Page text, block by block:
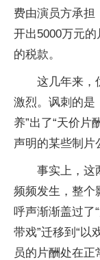
费由演员方承担
开出5000万元
的税款。
这几年来，
激烈。讽刺的是
养”出了“天价片
声明的某些制片
事实上，这
频频发生，整个
呼声渐渐盖过了
带戏”迁移到“以
员的片酬处在正